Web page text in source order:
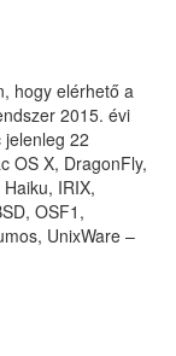
hogy elérhető a
2015. évi
22
OS X, DragonFly,
IRIX,
OSF1,
UnixWare –